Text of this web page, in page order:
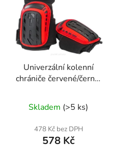
Univerzální kolenní
chrániče červené/černé,
Skladem (>5 ks)
478 Kč bez DPH
578 Kč